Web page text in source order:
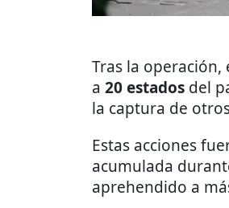
Tras la
a 20 estados del
la captura de
Estas acciones
acumulada
aprehendido a